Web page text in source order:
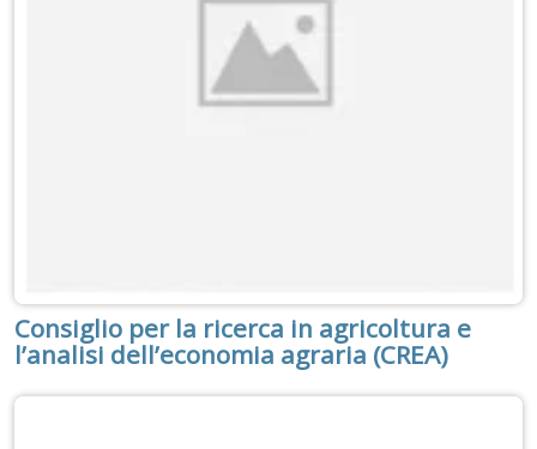
Consiglio per la ricerca in agricoltura e
l’analisi dell’economia agraria (CREA)